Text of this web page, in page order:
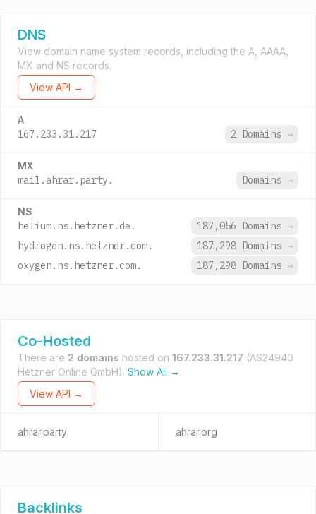
DNS
View domain name system records, including the A, AAAA,
MX and NS records.
View API →
A
167.233.31.217 2 Domains →
MX
mail.ahrar.party. Domains →
NS
helium.ns.hetzner.de. 187,056 Domains →
hydrogen.ns.hetzner.com.
187,298 Domains →
oxygen.ns.hetzner.com.
187,298 Domains →
Co-Hosted
There are 2 domains hosted on 167.233.31.217 (AS24940
Hetzner Online GmbH). Show All →
View API →
ahrar.party ahrar.org
Backlinks